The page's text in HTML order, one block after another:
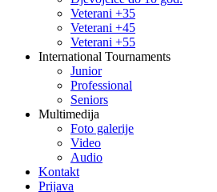
Veterani +35
Veterani +45
Veterani +55
International Tournaments
Junior
Professional
Seniors
Multimedija
Foto galerije
Video
Audio
Kontakt
Prijava